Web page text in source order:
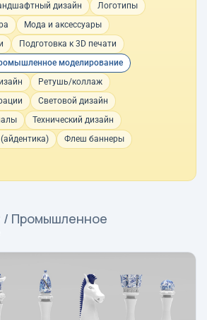
дизайн
Логотипы
Мода и аксессуары
Подготовка к 3D печати
моделирование
Ретушь/коллаж
Световой дизайн
Технический дизайн
Флеш баннеры
/ Промышленное